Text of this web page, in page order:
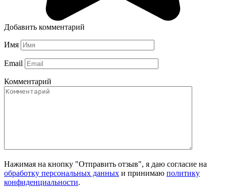
Добавить комментарий
Имя
Email
Комментарий
Нажимая на кнопку "Отправить отзыв", я даю согласие на
обработку персональных данных и принимаю политику
конфиденциальности.